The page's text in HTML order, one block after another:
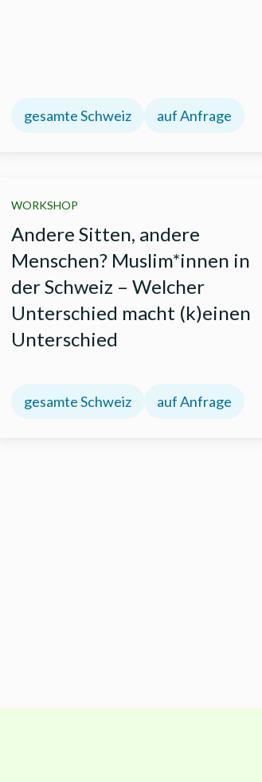
gesamte Schweiz auf Anfrage
WORKSHOP
Andere Sitten, andere
Menschen? Muslim*innen in
der Schweiz – Welcher
Unterschied macht (k)einen
Unterschied
gesamte Schweiz auf Anfrage